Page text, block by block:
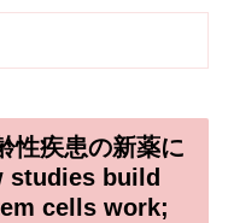
性疾患の新薬に
studies build
cells work;